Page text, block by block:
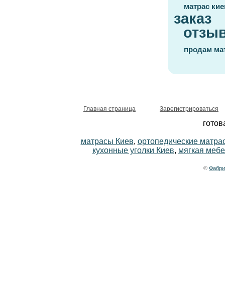
матрас
заказ
продам
Главная страница Зарегистрироваться
матрасы Киев, ортопедические
кухонные уголки Киев, мягкая
©